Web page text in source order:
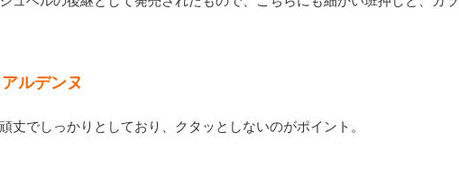
ルデンヌ
丈でしっかりとしており、クタッとしないのがポイント。